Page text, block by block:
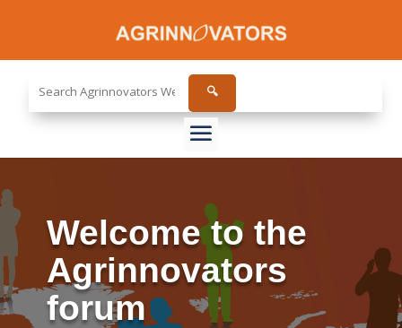
site...
🔍
Welcome to the
Agrinnovators
forum